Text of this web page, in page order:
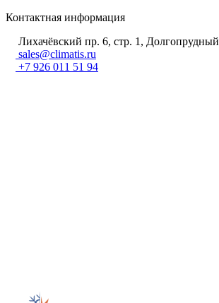
Контактная информация
Лихачёвский пр. 6, стр. 1, Долгопрудный
sales@climatis.ru
+7 926 011 51 94